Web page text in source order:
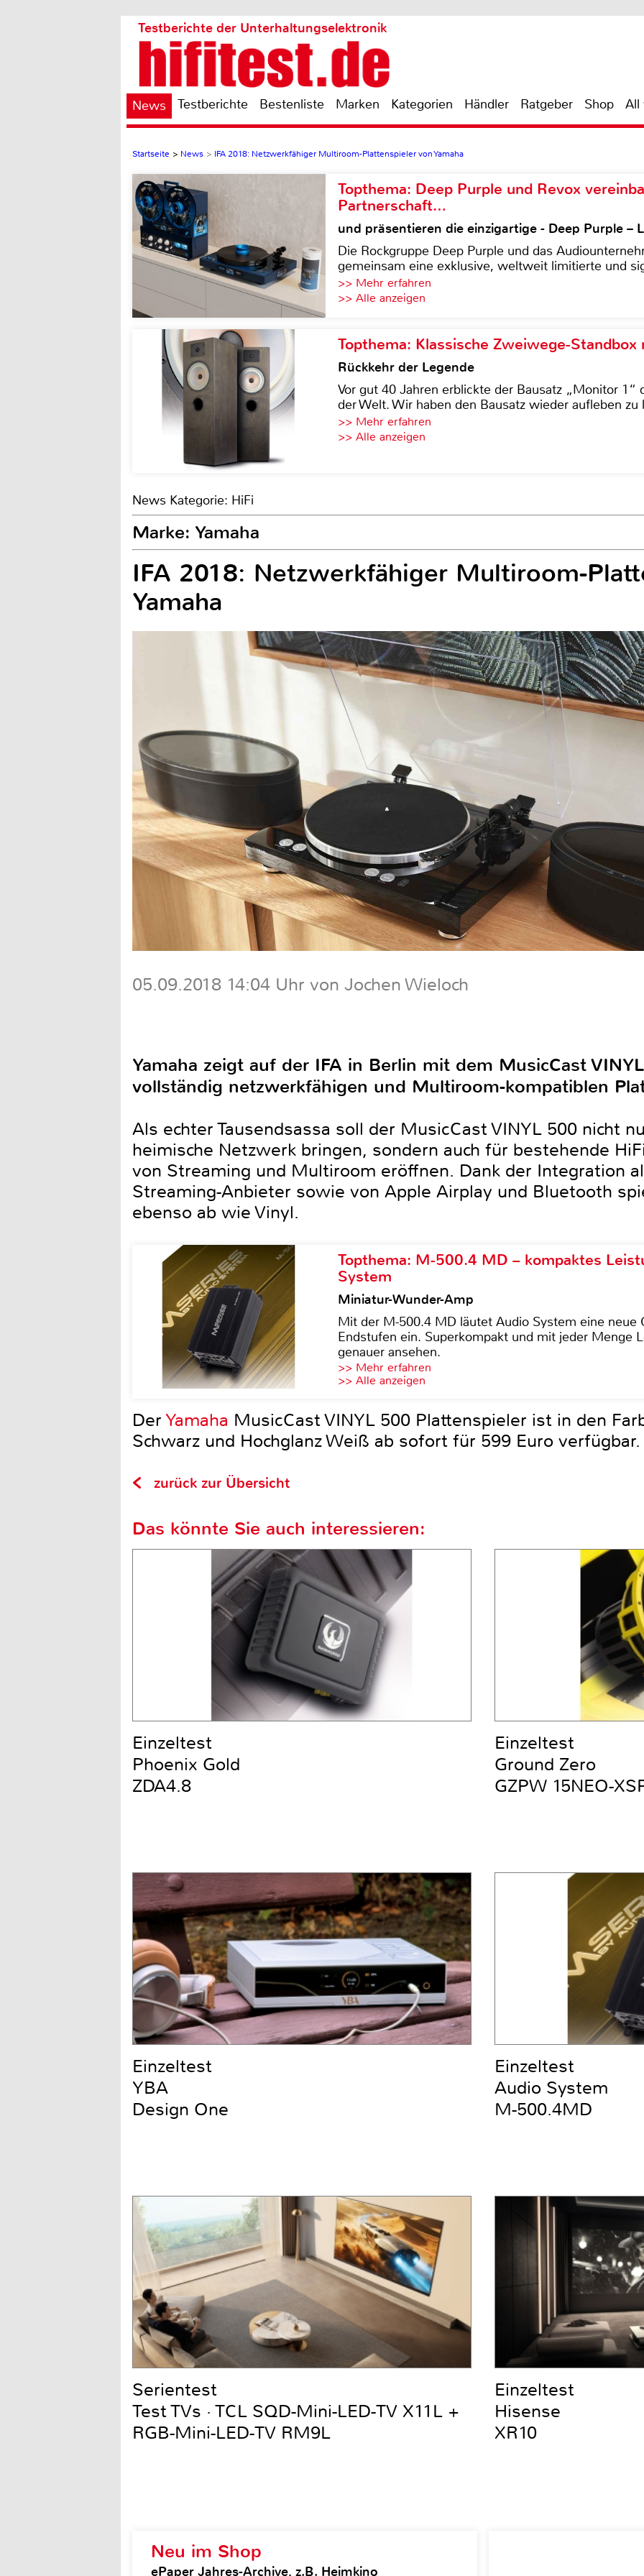
Testberichte der Unterhaltungselektronik
News Testberichte Bestenliste Marken Kategorien Händler Ratgeber Shop All
Startseite > News > IFA 2018: Netzwerkfähiger Multiroom-Plattenspieler von Yamaha
Topthema: Deep Purple und Revox
Partnerschaft…
und präsentieren die einzigartige - Deep Purple –
Die Rockgruppe Deep Purple und das
gemeinsam eine exklusive, weltweit limitierte und
>> Mehr erfahren
>> Alle anzeigen
Topthema: Klassische Zweiwege-
Rückkehr der Legende
Vor gut 40 Jahren erblickte der Bausatz „Monitor 1“
der Welt. Wir haben den Bausatz wieder aufleben zu
>> Mehr erfahren
>> Alle anzeigen
News Kategorie: HiFi
Marke: Yamaha
IFA 2018: Netzwerkfähiger Multiroom-
Yamaha
05.09.2018 14:04 Uhr von Jochen Wieloch
Yamaha zeigt auf der IFA in Berlin mit dem MusicCast
vollständig netzwerkfähigen und Multiroom-kompatiblen
Als echter Tausendsassa soll der MusicCast VINYL 500 nicht
heimische Netzwerk bringen, sondern auch für bestehende
von Streaming und Multiroom eröffnen. Dank der Integration
Streaming-Anbieter sowie von Apple Airplay und Bluetooth
ebenso ab wie Vinyl.
Topthema: M-500.4 MD – kompaktes
System
Miniatur-Wunder-Amp
Mit der M-500.4 MD läutet Audio System eine neue
Endstufen ein. Superkompakt und mit jeder Menge
genauer ansehen.
>> Mehr erfahren
>> Alle anzeigen
Der Yamaha MusicCast VINYL 500 Plattenspieler ist in den
Schwarz und Hochglanz Weiß ab sofort für 599 Euro verfügbar.
zurück zur Übersicht
Neu im Shop
ePaper Jahres-Archive, z.B. Heimkino
Das könnte Sie auch interessieren:
Einzeltest
Phoenix Gold
ZDA4.8
Einzeltest
Ground Zero
GZPW 15NEO-
Einzeltest
YBA
Design One
Einzeltest
Audio System
M-500.4MD
Serientest
Test TVs · TCL SQD-Mini-LED-TV X11L +
RGB-Mini-LED-TV RM9L
Einzeltest
Hisense
XR10